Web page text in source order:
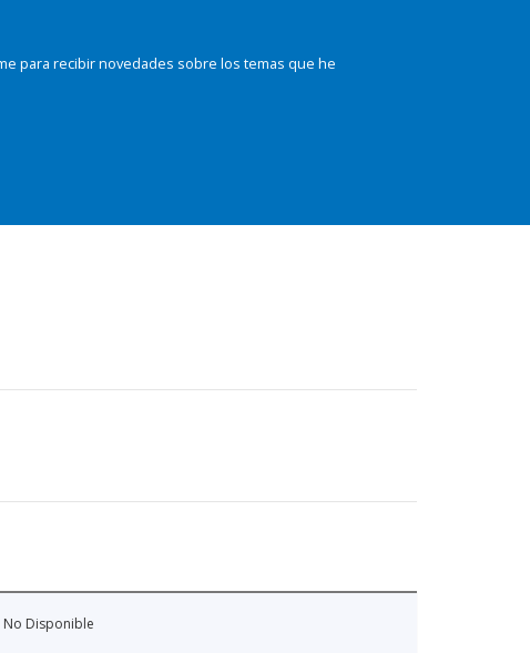
para recibir novedades sobre los temas que he
No Disponible